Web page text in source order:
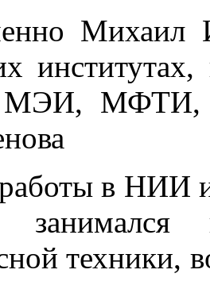
Михаил
в НИИ
занимался
техники,